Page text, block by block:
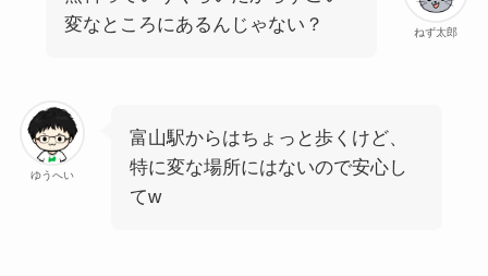
ねず太郎
変なところにあるんじゃない？
ゆうへい
富山駅からはちょっと歩くけど、
特に変な場所にはないので安心し
てw